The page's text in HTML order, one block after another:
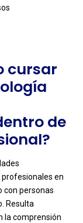
cursar
de
en
con personas
Resulta
la comprensión